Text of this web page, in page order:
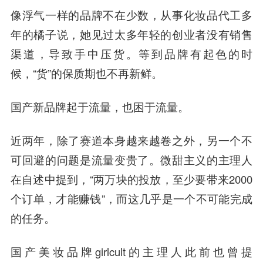
像浮气一样的品牌不在少数，从事化妆品代工多
年的橘子说，她见过太多年轻的创业者没有销售
渠道，导致手中压货。等到品牌有起色的时
候，“货”的保质期也不再新鲜。
国产新品牌起于流量，也困于流量。
近两年，除了赛道本身越来越卷之外，另一个不
可回避的问题是流量变贵了。微甜主义的主理人
在自述中提到，“两万块的投放，至少要带来2000
个订单，才能赚钱”，而这几乎是一个不可能完成
的任务。
国产美妆品牌girlcult的主理人此前也曾提